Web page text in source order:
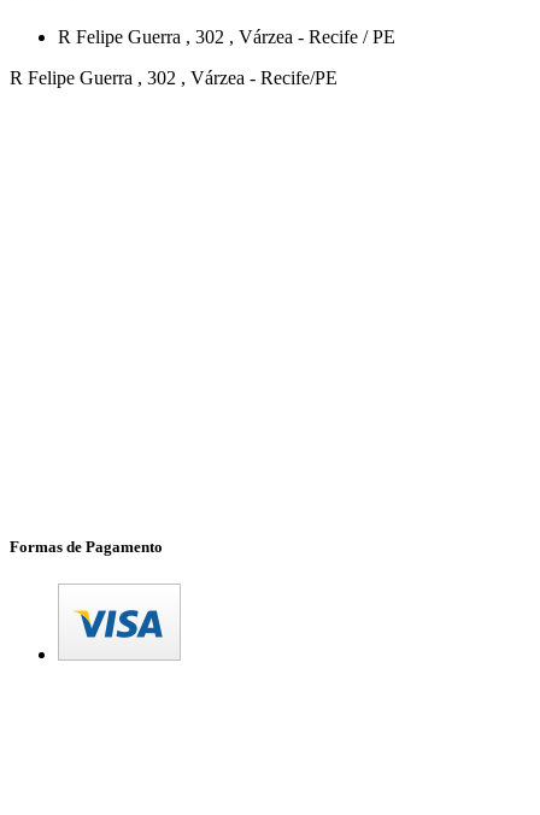
R Felipe Guerra , 302 , Várzea - Recife /PE
R Felipe Guerra , 302 , Várzea - Recife/PE
Formas de Pagamento